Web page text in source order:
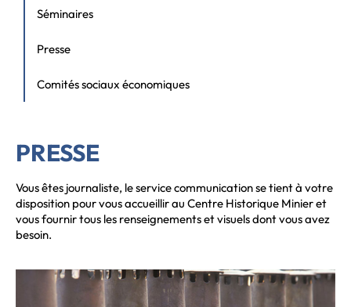
Séminaires
Presse
Comités sociaux économiques
PRESSE
Vous êtes journaliste, le service communication se tient à votre
disposition pour vous accueillir au Centre Historique Minier et
vous fournir tous les renseignements et visuels dont vous avez
besoin.